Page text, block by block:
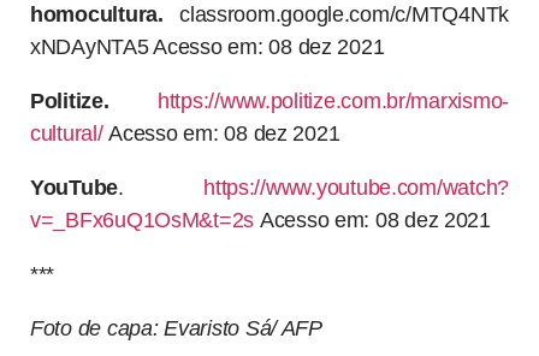
homocultura. classroom.google.com/c/MTQ4NTk
xNDAyNTA5 Acesso em: 08 dez 2021
Politize.
https://www.politize.com.br/marxismo-
cultural/Acesso em: 08 dez 2021
YouTube. https://www.youtube.com/watch?
v=_BFx6uQ1OsM&t=2s Acesso em: 08 dez 2021
***
Foto de capa: Evaristo Sá/ AFP